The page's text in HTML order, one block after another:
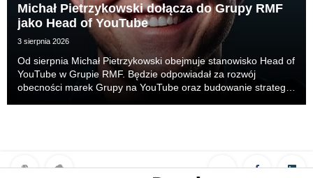
Michał Pietrzykowski dołącza do Grupy RMF
jako Head of YouTube
3 sierpnia 2026
Od sierpnia Michał Pietrzykowski obejmuje stanowisko Head of
YouTube w Grupie RMF. Będzie odpowiadał za rozwój
obecności marek Grupy na YouTube oraz budowanie strategii